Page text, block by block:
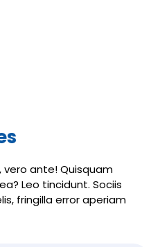
ante! Quisquam
Leo tincidunt. Sociis
fringilla error aperiam